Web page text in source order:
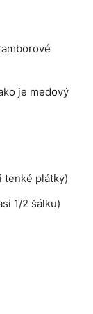
je medový
tenké plátky)
1/2 šálku)